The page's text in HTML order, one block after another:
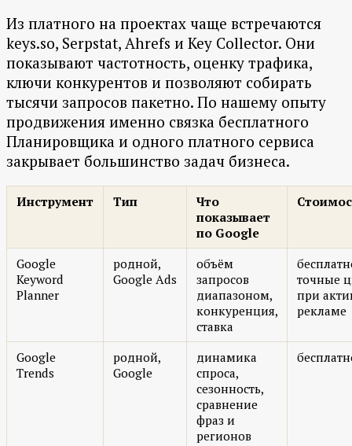
Из платного на проектах чаще встречаются
keys.so, Serpstat, Ahrefs и Key Collector. Они
показывают частотность, оценку трафика,
ключи конкурентов и позволяют собирать
тысячи запросов пакетно. По нашему опыту
продвижения именно связка бесплатного
Планировщика и одного платного сервиса
закрывает большинство задач бизнеса.
Инструмент Тип
Что
показывает
по Google
Google
Keyword
Planner
родной,
Google Ads
объём
запросов
диапазоном,
конкуренция,
ставка
точные
при
рекламе
Google
Trends
родной,
Google
динамика
спроса,
сезонность,
сравнение
фраз и
регионов